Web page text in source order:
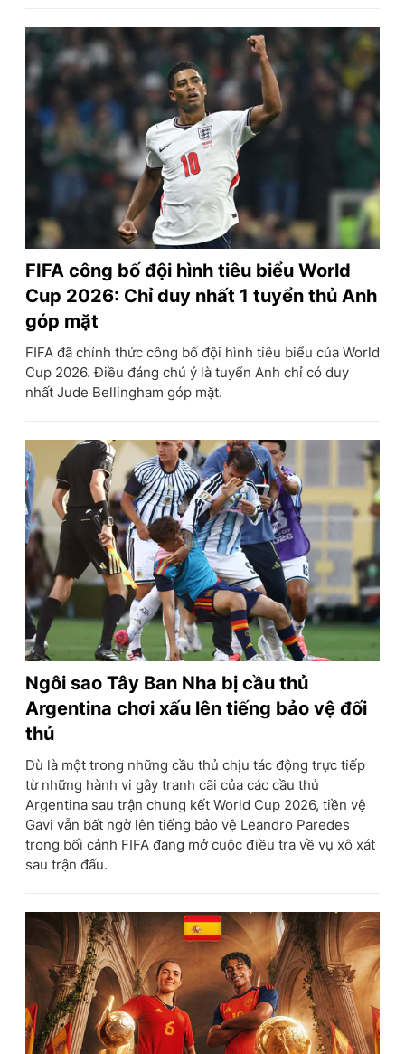
FIFA công bố đội hình tiêu biểu World
Cup 2026: Chỉ duy nhất 1 tuyển thủ Anh
góp mặt
FIFA đã chính thức công bố đội hình tiêu biểu của World
Cup 2026. Điều đáng chú ý là tuyển Anh chỉ có duy
nhất Jude Bellingham góp mặt.
Ngôi sao Tây Ban Nha bị cầu thủ
Argentina chơi xấu lên tiếng bảo vệ đối
thủ
Dù là một trong những cầu thủ chịu tác động trực tiếp
từ những hành vi gây tranh cãi của các cầu thủ
Argentina sau trận chung kết World Cup 2026, tiền vệ
Gavi vẫn bất ngờ lên tiếng bảo vệ Leandro Paredes
trong bối cảnh FIFA đang mở cuộc điều tra về vụ xô xát
sau trận đấu.